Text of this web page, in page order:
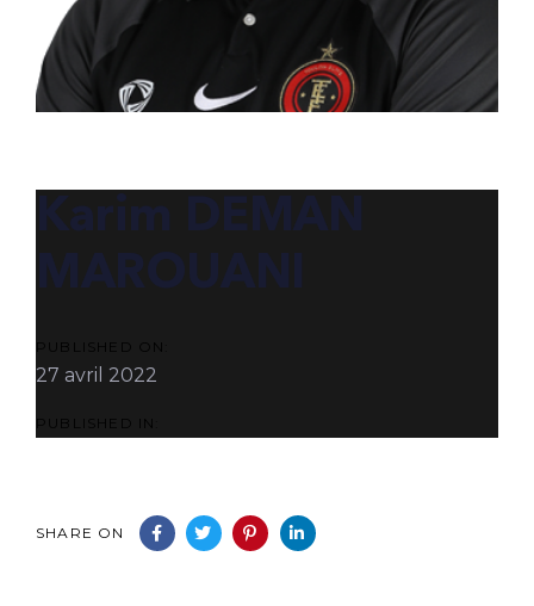
Karim DEMAN
MAROUANI
PUBLISHED ON:
27 avril 2022
PUBLISHED IN:
SHARE ON